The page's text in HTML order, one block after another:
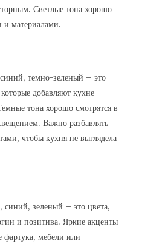
Светлые тона хорошо
и материалами.
темно-зеленый – это
добавляют кухне
тона хорошо смотрятся в
Важно разбавлять
чтобы кухня не выглядела
зеленый – это цвета,
и позитива. Яркие акценты
фартука, мебели или